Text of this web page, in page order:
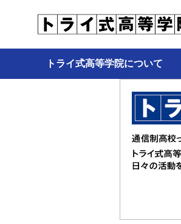
トライ式高等学院について